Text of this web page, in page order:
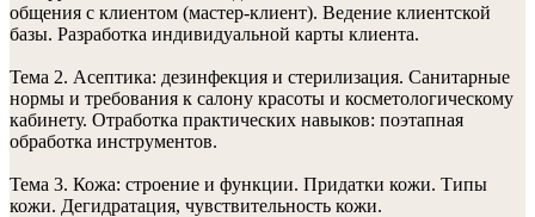
общения с клиентом (мастер-клиент). Ведение клиентской
базы. Разработка индивидуальной карты клиента.
Тема 2. Асептика: дезинфекция и стерилизация. Санитарные
нормы и требования к салону красоты и косметологическому
кабинету. Отработка практических навыков: поэтапная
обработка инструментов.
Тема 3. Кожа: строение и функции. Придатки кожи. Типы
кожи. Дегидратация, чувствительность кожи.